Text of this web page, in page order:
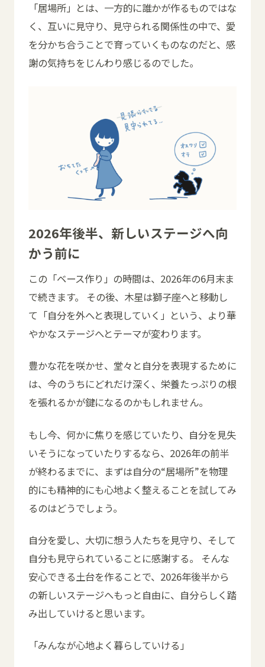
「居場所」とは、一方的に誰かが作るものではな
く、互いに見守り、見守られる関係性の中で、愛
を分かち合うことで育っていくものなのだと、感
謝の気持ちをじんわり感じるのでした。
2026年後半、新しいステージへ向
かう前に
この「ベース作り」の時間は、2026年の6月末ま
で続きます。 その後、木星は獅子座へと移動し
て「自分を外へと表現していく」という、より華
やかなステージへとテーマが変わります。
豊かな花を咲かせ、堂々と自分を表現するために
は、今のうちにどれだけ深く、栄養たっぷりの根
を張れるかが鍵になるのかもしれません。
もし今、何かに焦りを感じていたり、自分を見失
いそうになっていたりするなら、2026年の前半
が終わるまでに、まずは自分の“居場所”を物理
的にも精神的にも心地よく整えることを試してみ
るのはどうでしょう。
自分を愛し、大切に想う人たちを見守り、そして
自分も見守られていることに感謝する。 そんな
安心できる土台を作ることで、2026年後半から
の新しいステージへもっと自由に、自分らしく踏
み出していけると思います。
「みんなが心地よく暮らしていける」